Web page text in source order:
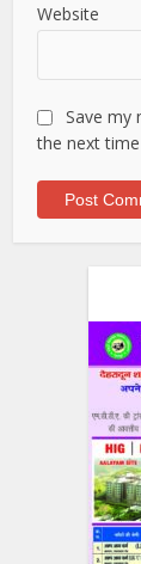
Website
Save my
the next